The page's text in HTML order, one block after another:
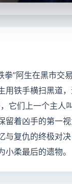
”阿生在黑市交
用铁手横扫黑道
它们上一个主
留着凶手的第一
与复仇的终极对
柔最后的遗物。